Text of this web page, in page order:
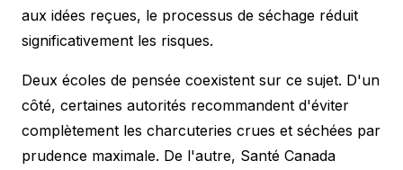
aux idées reçues, le processus de séchage réduit
significativement les risques.
Deux écoles de pensée coexistent sur ce sujet. D'un
côté, certaines autorités recommandent d'éviter
complètement les charcuteries crues et séchées par
prudence maximale. De l'autre, Santé Canada